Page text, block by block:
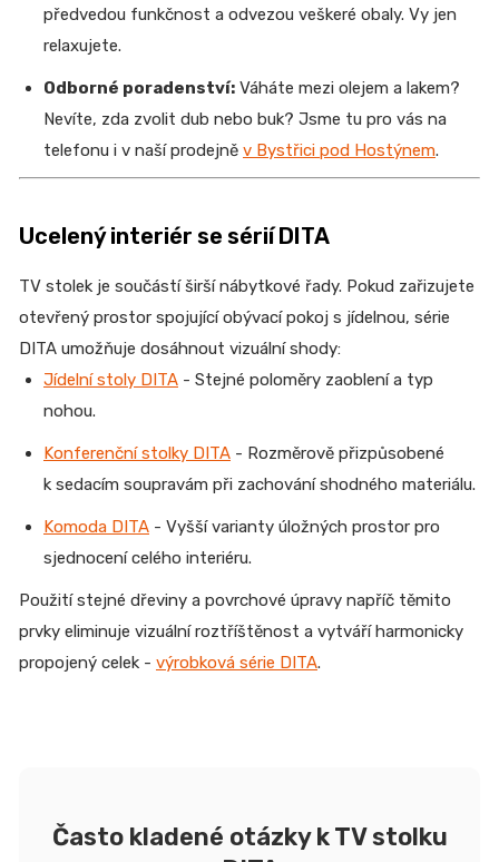
předvedou funkčnost a odvezou veškeré obaly. Vy jen
relaxujete.
Odborné poradenství: Váháte mezi olejem a lakem?
Nevíte, zda zvolit dub nebo buk? Jsme tu pro vás na
telefonu i v naší prodejně v Bystřici pod Hostýnem.
Ucelený interiér se sérií DITA
TV stolek je součástí širší nábytkové řady. Pokud zařizujete
otevřený prostor spojující obývací pokoj s jídelnou, série
DITA umožňuje dosáhnout vizuální shody:
Jídelní stoly DITA - Stejné poloměry zaoblení a typ
nohou.
Konferenční stolky DITA - Rozměrově přizpůsobené
k sedacím soupravám při zachování shodného materiálu.
Komoda DITA - Vyšší varianty úložných prostor pro
sjednocení celého interiéru.
Použití stejné dřeviny a povrchové úpravy napříč těmito
prvky eliminuje vizuální roztříštěnost a vytváří harmonicky
propojený celek - výrobková série DITA.
Často kladené otázky k TV stolku